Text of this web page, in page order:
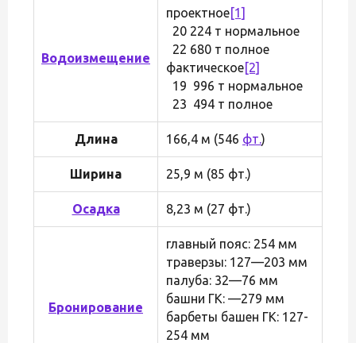
Водоизмещение
проектное[1]
20 224 т нормальное
22 680 т полное
фактическое[2]
19 996 т нормальное
23 494 т полное
Длина 166,4 м (546 фт.)
Ширина 25,9 м (85 фт.)
Осадка 8,23 м (27 фт.)
Бронирование
главный пояс: 254 мм
траверзы: 127—203 мм
палуба: 32—76 мм
башни ГК: —279 мм
барбеты башен ГК: 127-
254 мм